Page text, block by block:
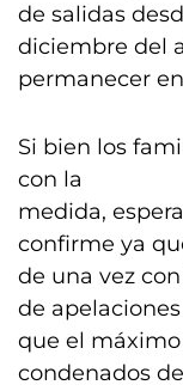
de salidas
diciembre del
permanecer
Si bien los
con la
medida,
confirme ya
de una vez
de
que el
condenados